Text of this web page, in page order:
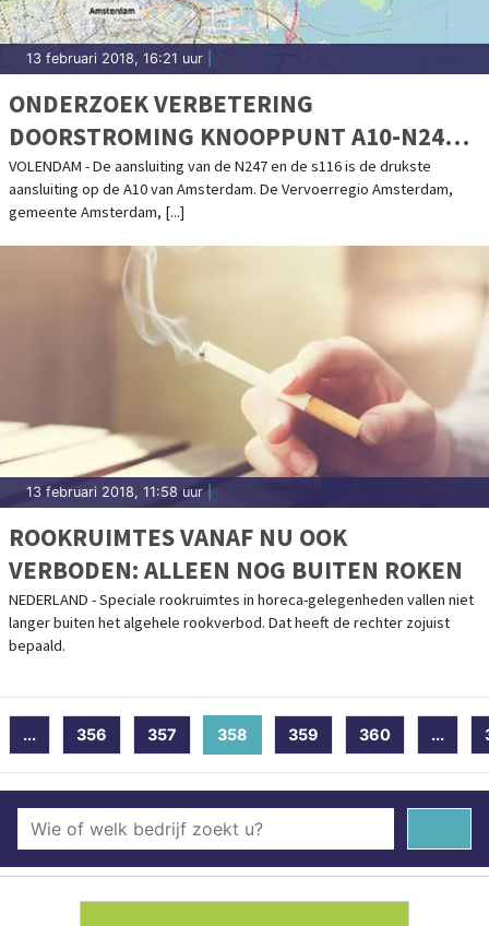
13 februari 2018, 16:21 uur
ONDERZOEK VERBETERING
DOORSTROMING KNOOPPUNT A10-N247-
S116
VOLENDAM - De aansluiting van de N247 en de s116 is de drukste
aansluiting op de A10 van Amsterdam. De Vervoerregio Amsterdam,
gemeente Amsterdam, [...]
13 februari 2018, 11:58 uur
ROOKRUIMTES VANAF NU OOK
VERBODEN: ALLEEN NOG BUITEN ROKEN
NEDERLAND - Speciale rookruimtes in horeca-gelegenheden vallen niet
langer buiten het algehele rookverbod. Dat heeft de rechter zojuist
bepaald.
... 356 357 358 (current)
359 360 ...